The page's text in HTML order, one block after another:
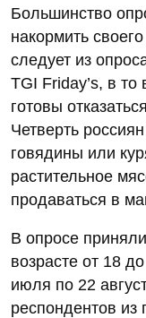
Большинство
накормить
следует из
TGI Friday’s, в
готовы
Четверть
говядины или
растительное
продаваться в
В опросе
возрасте от 18
июля по 22
респондентов из